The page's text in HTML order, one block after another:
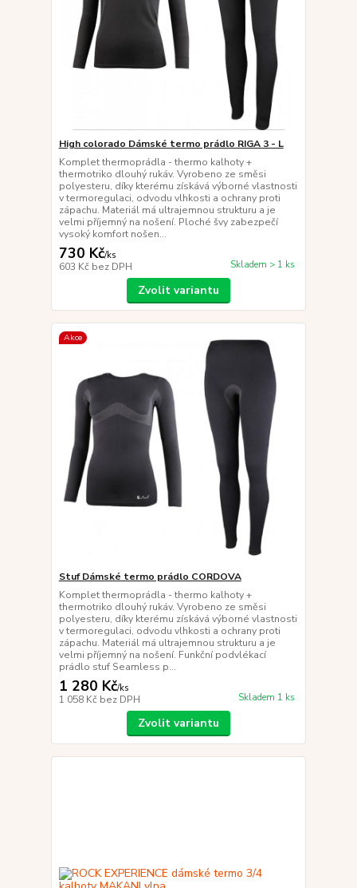
High colorado Dámské termo prádlo RIGA 3 - L
Komplet thermoprádla - thermo kalhoty +
thermotriko dlouhý rukáv. Vyrobeno ze směsi
polyesteru, díky kterému získává výborné vlastnosti
v termoregulaci, odvodu vlhkosti a ochrany proti
zápachu. Materiál má ultrajemnou strukturu a je
velmi příjemný na nošení. Ploché švy zabezpečí
vysoký komfort nošen...
730 Kč/ks
603 Kč bez DPH Skladem > 1 ks
Zvolit variantu
Akce
Stuf Dámské termo prádlo CORDOVA
Komplet thermoprádla - thermo kalhoty +
thermotriko dlouhý rukáv. Vyrobeno ze směsi
polyesteru, díky kterému získává výborné vlastnosti
v termoregulaci, odvodu vlhkosti a ochrany proti
zápachu. Materiál má ultrajemnou strukturu a je
velmi příjemný na nošení. Funkční podvlékací
prádlo stuf Seamless p...
1 280 Kč/ks
1 058 Kč bez DPH Skladem 1 ks
Zvolit variantu